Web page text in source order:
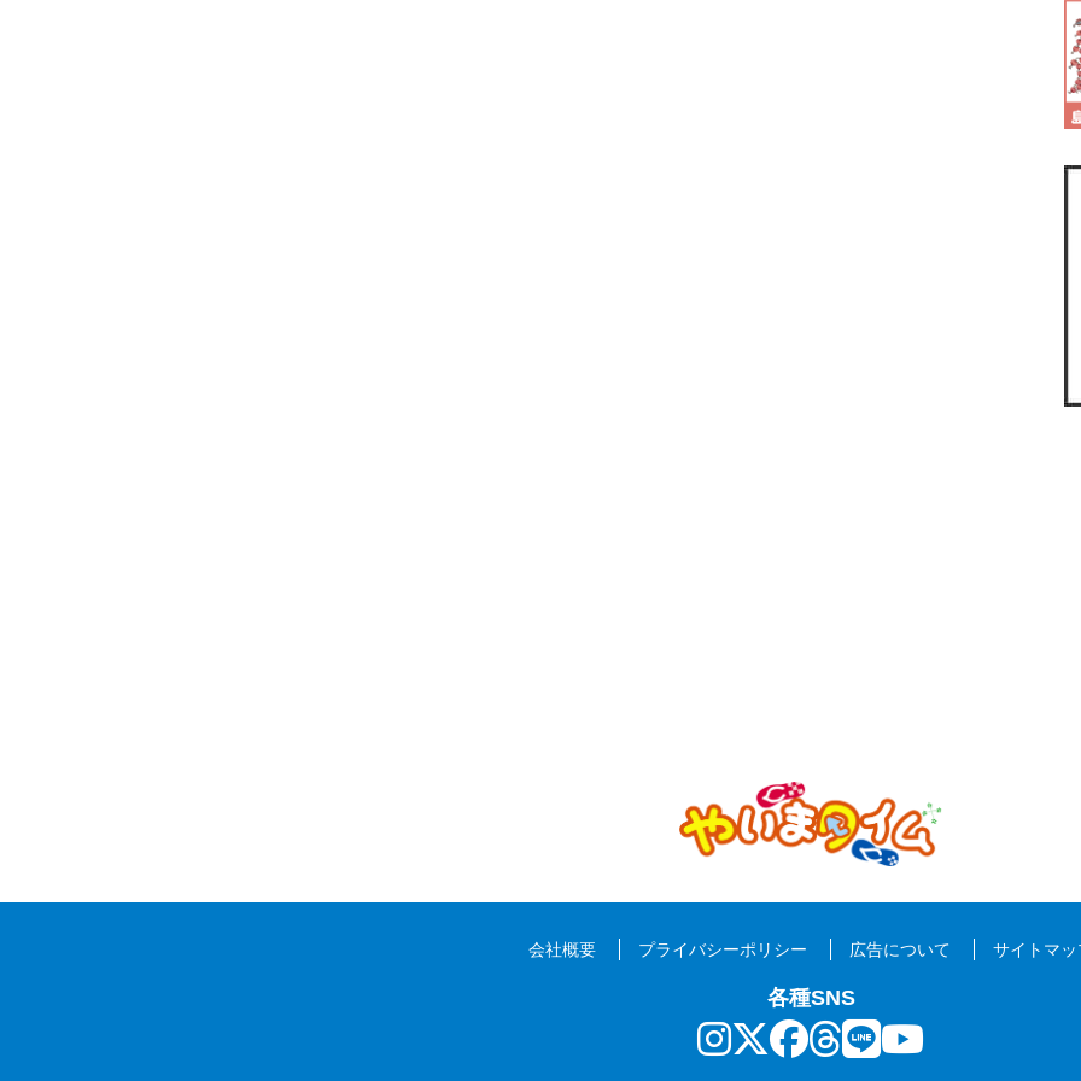
会社概要 プライバシーポリシー 広告について サイトマッ
各種SNS